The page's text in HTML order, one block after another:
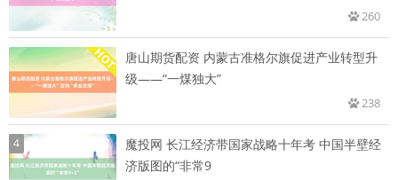
260
唐山期货配资 内蒙古准格尔旗促进产业转型升
级——“一煤独大”
238
4
魔投网 长江经济带国家战略十年考 中国半壁经
济版图的“非常9